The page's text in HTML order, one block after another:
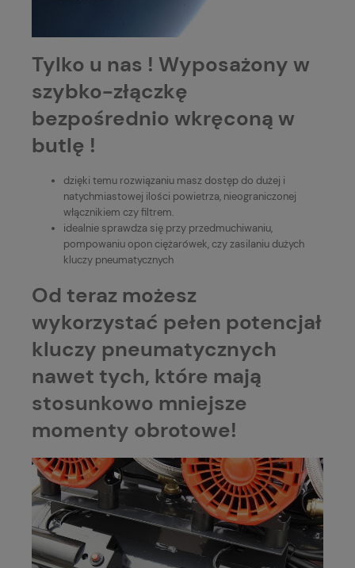
Tylko u nas ! Wyposażony w
szybko-złączkę
bezpośrednio wkręconą w
butlę !
dzięki temu rozwiązaniu masz dostęp do dużej i
natychmiastowej ilości powietrza, nieograniczonej
włącznikiem czy filtrem.
idealnie sprawdza się przy przedmuchiwaniu,
pompowaniu opon ciężarówek, czy zasilaniu dużych
kluczy pneumatycznych
Od teraz możesz
wykorzystać pełen potencjał
kluczy pneumatycznych
nawet tych, które mają
stosunkowo mniejsze
momenty obrotowe!